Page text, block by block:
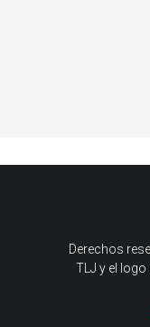
Derechos
TLJ y el